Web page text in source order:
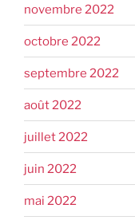
novembre 2022
octobre 2022
septembre 2022
août 2022
juillet 2022
juin 2022
mai 2022